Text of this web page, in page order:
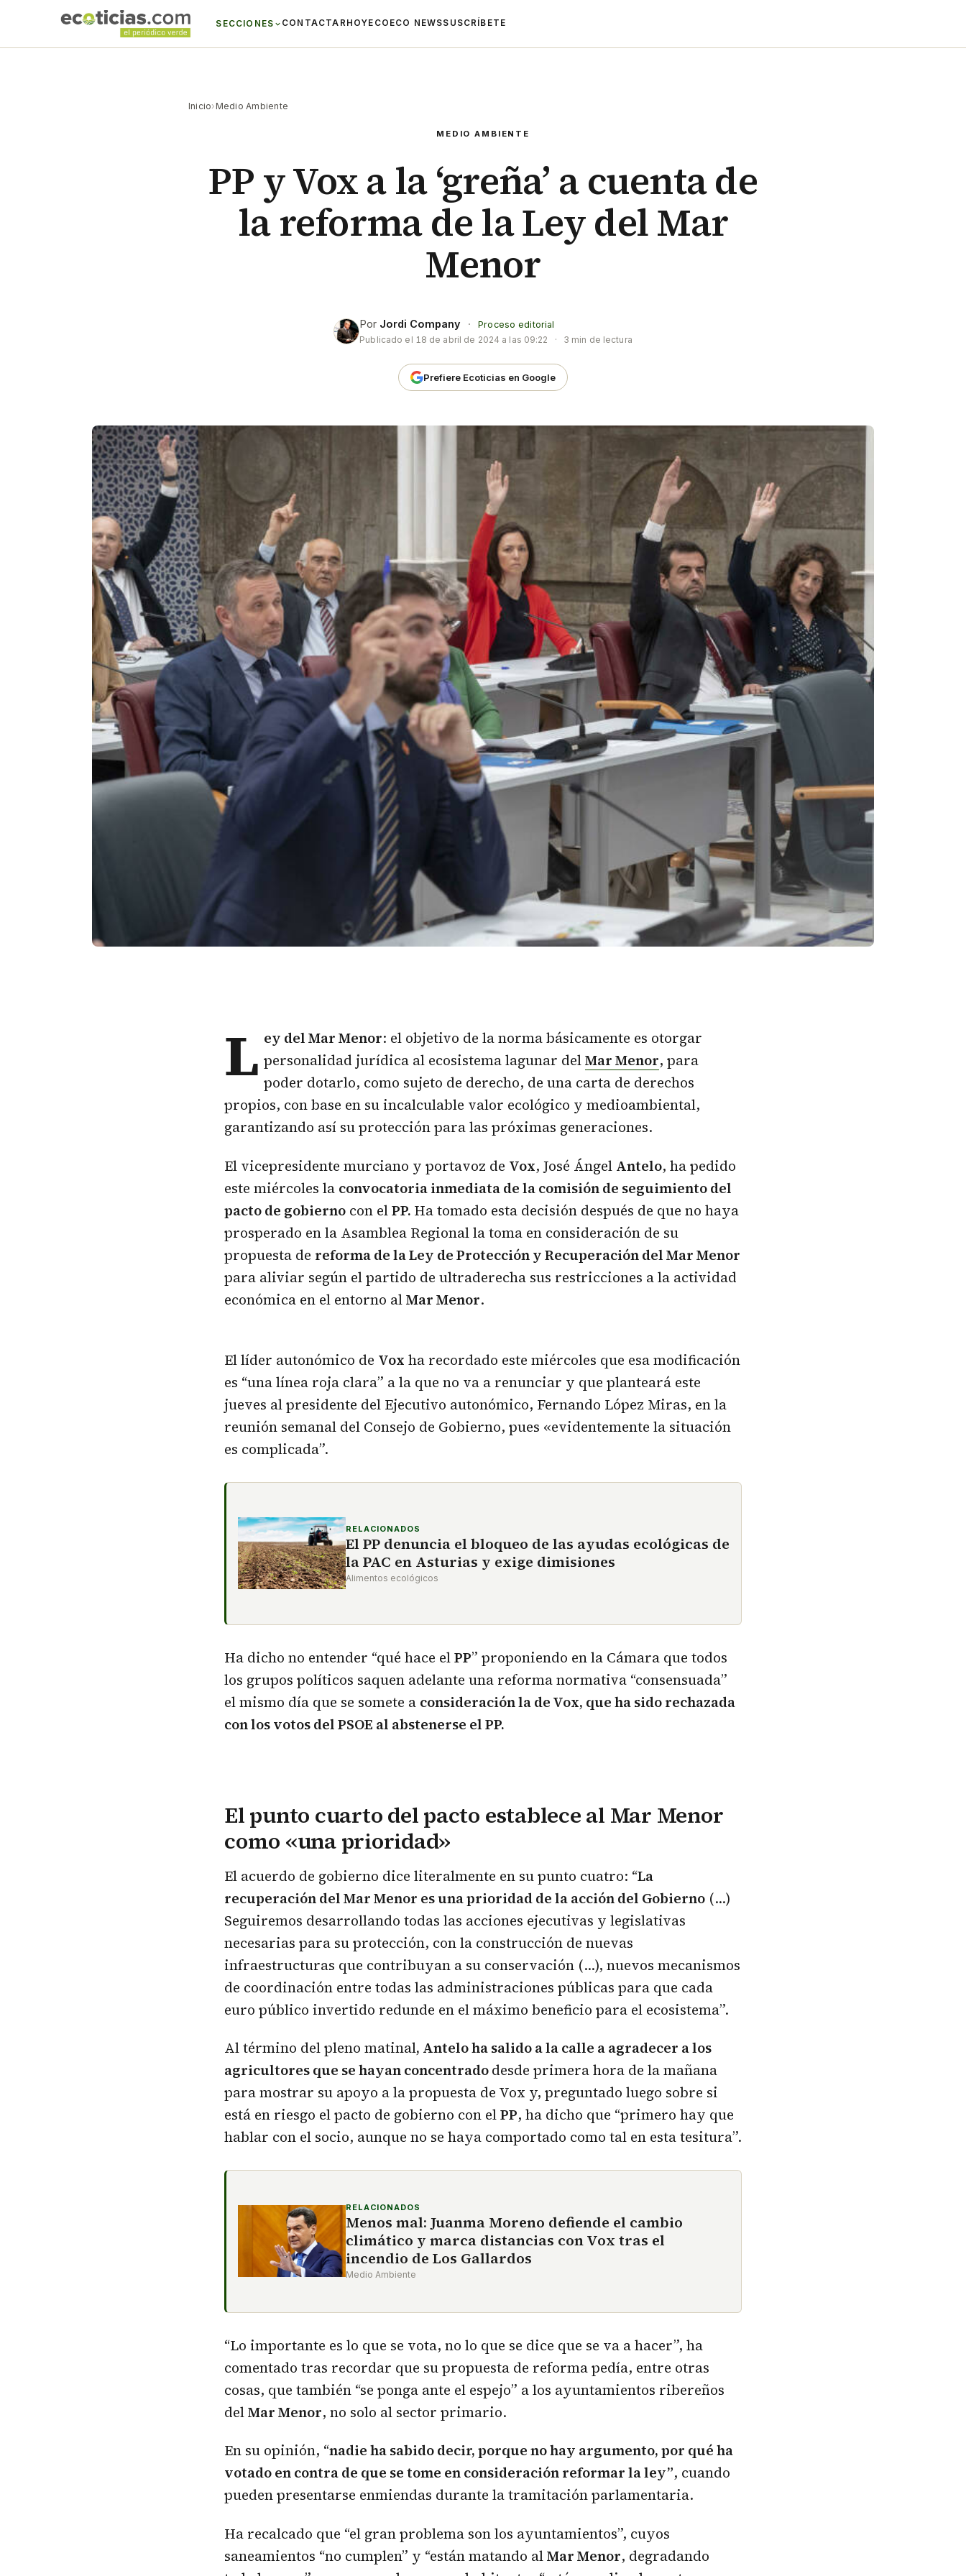
SECCIONES CONTACTAR HOYECO ECO NEWSSUSCRÍBETE
Inicio› Medio Ambiente
MEDIO AMBIENTE
PP y Vox a la ‘greña’ a cuenta de
la reforma de la Ley del Mar
Menor
Por Jordi Company ·
Proceso editorial
Publicado el 18 de abril de 2024 a las 09:22 · 3 min de lectura
Prefiere Ecoticias en Google
L ey del Mar Menor: el objetivo de la norma básicamente es otorgar
personalidad jurídica al ecosistema lagunar delMar Menor, para
poder dotarlo, como sujeto de derecho, de una carta de derechos
propios, con base en su incalculable valor ecológico y medioambiental,
garantizando así su protección para las próximas generaciones.
El vicepresidente murciano y portavoz de Vox, José Ángel Antelo, ha pedido
este miércoles la convocatoria inmediata de la comisión de seguimiento del
pacto de gobierno con elPP. Ha tomado esta decisión después de que no haya
prosperado en la Asamblea Regional la toma en consideración de su
propuesta de reforma de la Ley de Protección y Recuperación del Mar Menor
para aliviar según el partido de ultraderecha sus restricciones a la actividad
económica en el entorno alMar Menor.
El líder autonómico de Vox ha recordado este miércoles que esa modificación
es “una línea roja clara” a la que no va a renunciar y que planteará este
jueves al presidente del Ejecutivo autonómico, Fernando López Miras, en la
reunión semanal del Consejo de Gobierno, pues «evidentemente la situación
es complicada”.
RELACIONADOS
El PP denuncia el bloqueo de las ayudas ecológicas de
la PAC en Asturias y exige dimisiones
Alimentos ecológicos
Ha dicho no entender “qué hace elPP” proponiendo en la Cámara que todos
los grupos políticos saquen adelante una reforma normativa “consensuada”
el mismo día que se somete a consideración la de Vox, que ha sido rechazada
con los votos del PSOE al abstenerse el PP.
El punto cuarto del pacto establece al Mar Menor
como «una prioridad»
El acuerdo de gobierno dice literalmente en su punto cuatro: “La
recuperación del Mar Menor es una prioridad de la acción del Gobierno (…)
Seguiremos desarrollando todas las acciones ejecutivas y legislativas
necesarias para su protección, con la construcción de nuevas
infraestructuras que contribuyan a su conservación (…), nuevos mecanismos
de coordinación entre todas las administraciones públicas para que cada
euro público invertido redunde en el máximo beneficio para el ecosistema”.
Al término del pleno matinal, Antelo ha salido a la calle a agradecer a los
agricultores que se hayan concentradodesde primera hora de la mañana
para mostrar su apoyo a la propuesta de Vox y, preguntado luego sobre si
está en riesgo el pacto de gobierno con elPP, ha dicho que “primero hay que
hablar con el socio, aunque no se haya comportado como tal en esta tesitura”.
RELACIONADOS
Menos mal: Juanma Moreno defiende el cambio
climático y marca distancias con Vox tras el
incendio de Los Gallardos
Medio Ambiente
“Lo importante es lo que se vota, no lo que se dice que se va a hacer”, ha
comentado tras recordar que su propuesta de reforma pedía, entre otras
cosas, que también “se ponga ante el espejo” a los ayuntamientos ribereños
delMar Menor, no solo al sector primario.
En su opinión, “nadie ha sabido decir, porque no hay argumento, por qué ha
votado en contra de que se tome en consideración reformar la ley”, cuando
pueden presentarse enmiendas durante la tramitación parlamentaria.
Ha recalcado que “el gran problema son los ayuntamientos”, cuyos
saneamientos “no cumplen” y “están matando alMar Menor, degradando